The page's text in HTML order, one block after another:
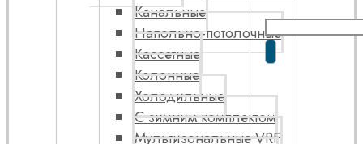
Канальные
Напольно-потолочные
Кассетные
Колонные
Холодильные
С зимним комплектом
Мультизональные VRF